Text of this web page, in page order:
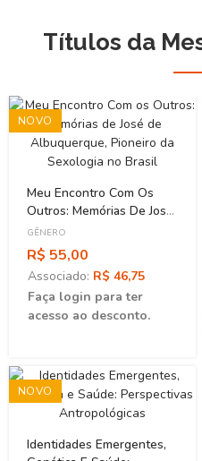
Títulos da
NOVO
Meu Encontro Com Os
Outros: Memórias De José
De Albuquerque, Pioneiro
Da Sexologia No Brasil
GÊNERO
R$ 55,00
Associado: R$ 46,75
Faça login para ter
acesso ao desconto.
NOVO
Identidades Emergentes,